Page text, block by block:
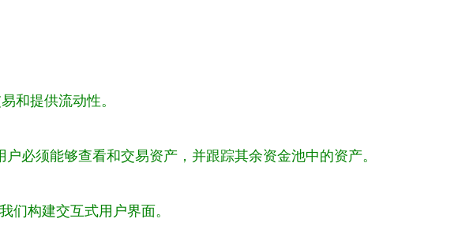
和提供流动性。
必须能够查看和交易资产，并跟踪其余资金池中的资产。
构建交互式用户界面。